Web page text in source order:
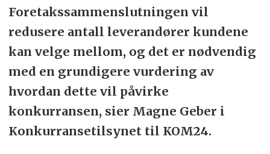
Foretakssammenslutningen vil
redusere antall leverandører kundene
kan velge mellom, og det er nødvendig
med en grundigere vurdering av
hvordan dette vil påvirke
konkurransen, sier Magne Geber i
Konkurransetilsynet til KOM24.